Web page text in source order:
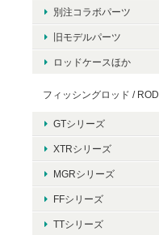
別注コラボパーツ
旧モデルパーツ
ロッドケースほか
フィッシングロッド / ROD
GTシリーズ
XTRシリーズ
MGRシリーズ
FFシリーズ
TTシリーズ